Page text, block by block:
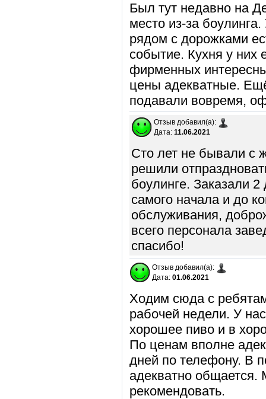
Был тут недавно на
место из-за
рядом с дорожками
событие. Кухня у них
фирменных
цены адекватные.
подавали вовремя,
Отзыв добавил(а):
Дата: 11.06.2021
Сто лет не бывали с
решили
боулинге. Заказали
самого начала и до
обслуживания,
всего персонала
спасибо!
Отзыв добавил(а):
Дата: 01.06.2021
Ходим сюда с
рабочей недели. У
хорошее пиво и в
По ценам вполне
дней по телефону. В
адекватно общается.
рекомендовать.